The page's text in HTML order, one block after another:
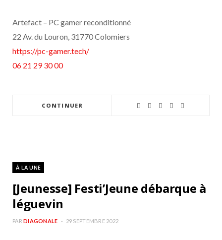
Artefact – PC gamer reconditionné
22 Av. du Louron, 31770 Colomiers
https://pc-gamer.tech/
06 21 29 30 00
CONTINUER
À LA UNE
[Jeunesse] Festi’Jeune débarque à
léguevin
PAR DIAGONALE 29 SEPTEMBRE 2022